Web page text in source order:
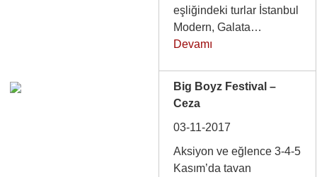
eşliğindeki turlar İstanbul
Modern, Galata…
Devamı
Big Boyz Festival –
Ceza
03-11-2017
Aksiyon ve eğlence 3-4-5
Kasım’da tavan